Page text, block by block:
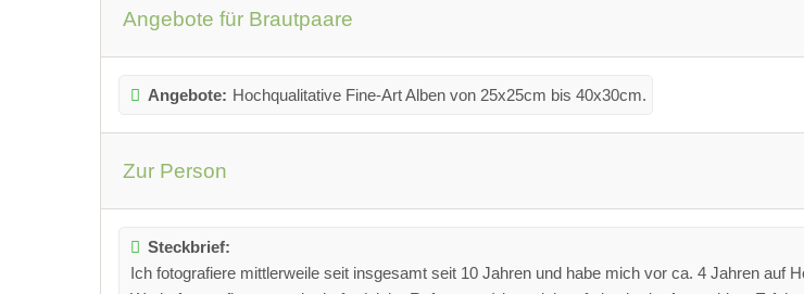
Angebote für Brautpaare
Angebote: Hochqualitative Fine-Art Alben von 25x25cm bis 40x30cm.
Zur Person
Steckbrief:
Ich fotografiere mittlerweile seit insgesamt seit 10 Jahren und habe mich vor ca. 4 Jahren auf